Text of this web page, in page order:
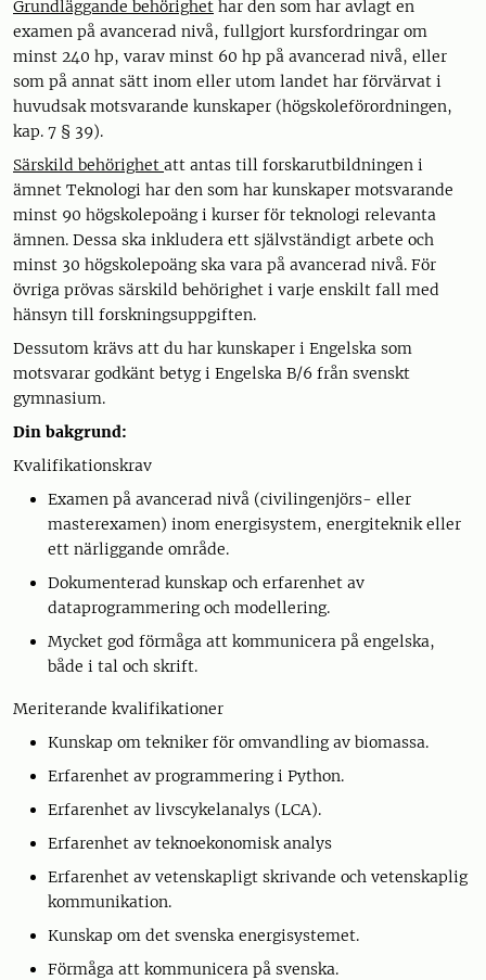
Grundläggande behörighet har den som har avlagt en
examen på avancerad nivå, fullgjort kursfordringar om
minst 240 hp, varav minst 60 hp på avancerad nivå, eller
som på annat sätt inom eller utom landet har förvärvat i
huvudsak motsvarande kunskaper (högskoleförordningen,
kap. 7 § 39).
Särskild behörighet att antas till forskarutbildningen i
ämnet Teknologi har den som har kunskaper motsvarande
minst 90 högskolepoäng i kurser för teknologi relevanta
ämnen. Dessa ska inkludera ett självständigt arbete och
minst 30 högskolepoäng ska vara på avancerad nivå. För
övriga prövas särskild behörighet i varje enskilt fall med
hänsyn till forskningsuppgiften.
Dessutom krävs att du har kunskaper i Engelska som
motsvarar godkänt betyg i Engelska B/6 från svenskt
gymnasium.
Din bakgrund:
Kvalifikationskrav
Examen på avancerad nivå (civilingenjörs- eller
masterexamen) inom energisystem, energiteknik eller
ett närliggande område.
Dokumenterad kunskap och erfarenhet av
dataprogrammering och modellering.
Mycket god förmåga att kommunicera på engelska,
både i tal och skrift.
Meriterande kvalifikationer
Kunskap om tekniker för omvandling av biomassa.
Erfarenhet av programmering i Python.
Erfarenhet av livscykelanalys (LCA).
Erfarenhet av teknoekonomisk analys
Erfarenhet av vetenskapligt skrivande och vetenskaplig
kommunikation.
Kunskap om det svenska energisystemet.
Förmåga att kommunicera på svenska.